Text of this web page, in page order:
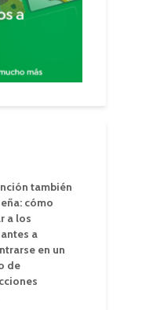
también
cómo
a los
a
en un
de